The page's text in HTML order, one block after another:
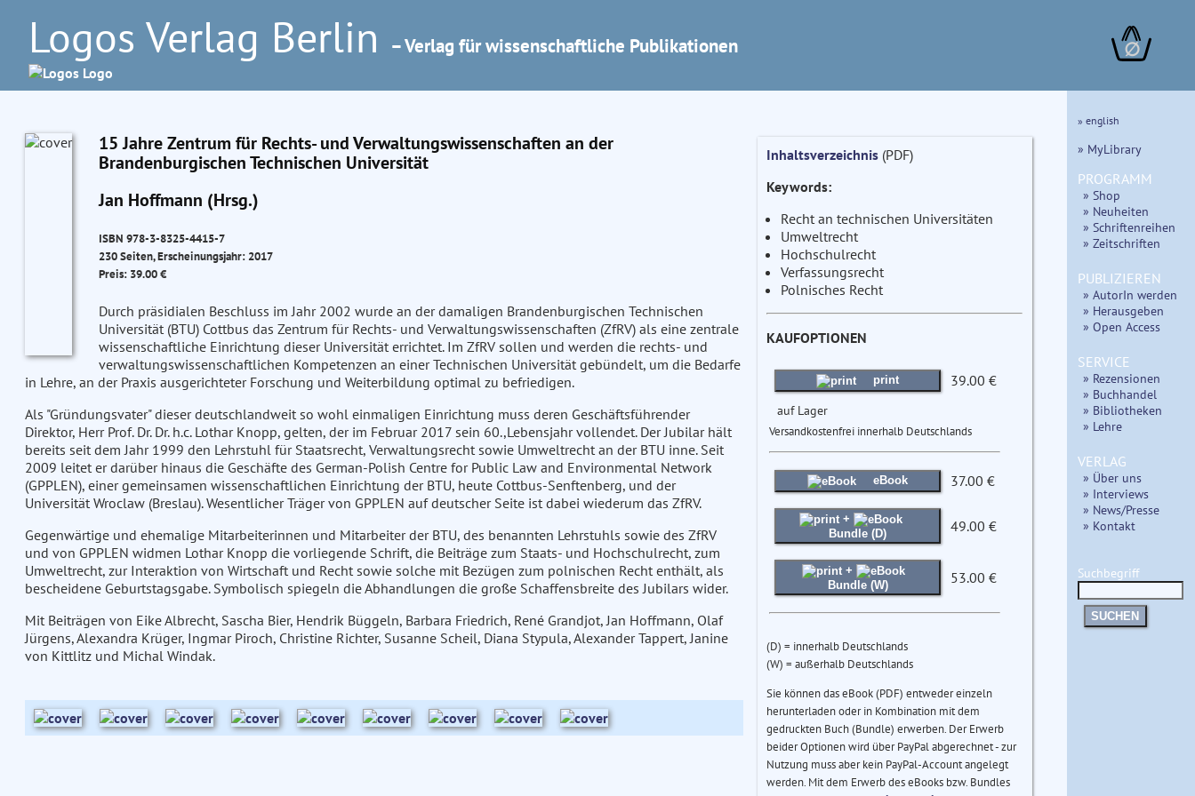
Logos Verlag Berlin – Verlag für wissenschaftliche Publikationen ∅
15 Jahre Zentrum für Rechts- und Verwaltungswissenschaften an der
Brandenburgischen Technischen Universität
Jan Hoffmann (Hrsg.)
ISBN 978-3-8325-4415-7
230 Seiten, Erscheinungsjahr: 2017
Preis: 39.00 €
Durch präsidialen Beschluss im Jahr 2002 wurde an der damaligen Brandenburgischen Technischen
Universität (BTU) Cottbus das Zentrum für Rechts- und Verwaltungswissenschaften (ZfRV) als eine zentrale
wissenschaftliche Einrichtung dieser Universität errichtet. Im ZfRV sollen und werden die rechts- und
verwaltungswissenschaftlichen Kompetenzen an einer Technischen Universität gebündelt, um die Bedarfe
in Lehre, an der Praxis ausgerichteter Forschung und Weiterbildung optimal zu befriedigen.
Als "Gründungsvater" dieser deutschlandweit so wohl einmaligen Einrichtung muss deren Geschäftsführender
Direktor, Herr Prof. Dr. Dr. h.c. Lothar Knopp, gelten, der im Februar 2017 sein 60.,Lebensjahr vollendet. Der Jubilar hält
bereits seit dem Jahr 1999 den Lehrstuhl für Staatsrecht, Verwaltungsrecht sowie Umweltrecht an der BTU inne. Seit
2009 leitet er darüber hinaus die Geschäfte des German-Polish Centre for Public Law and Environmental Network
(GPPLEN), einer gemeinsamen wissenschaftlichen Einrichtung der BTU, heute Cottbus-Senftenberg, und der
Universität Wroclaw (Breslau). Wesentlicher Träger von GPPLEN auf deutscher Seite ist dabei wiederum das ZfRV.
Gegenwärtige und ehemalige Mitarbeiterinnen und Mitarbeiter der BTU, des benannten Lehrstuhls sowie des ZfRV
und von GPPLEN widmen Lothar Knopp die vorliegende Schrift, die Beiträge zum Staats- und Hochschulrecht, zum
Umweltrecht, zur Interaktion von Wirtschaft und Recht sowie solche mit Bezügen zum polnischen Recht enthält, als
bescheidene Geburtstagsgabe. Symbolisch spiegeln die Abhandlungen die große Schaffensbreite des Jubilars wider.
Mit Beiträgen von Eike Albrecht, Sascha Bier, Hendrik Büggeln, Barbara Friedrich, René Grandjot, Jan Hoffmann, Olaf
Jürgens, Alexandra Krüger, Ingmar Piroch, Christine Richter, Susanne Scheil, Diana Stypula, Alexander Tappert, Janine
von Kittlitz und Michal Windak.
Inhaltsverzeichnis(PDF)
Keywords:
Recht an technischen Universitäten
Umweltrecht
Hochschulrecht
Verfassungsrecht
Polnisches Recht
KAUFOPTIONEN
print 39.00 €
auf Lager
Versandkostenfrei innerhalb Deutschlands
eBook 37.00 €
+
Bundle (D)
49.00 €
+
Bundle (W)
53.00 €
(D) = innerhalb Deutschlands
(W) = außerhalb Deutschlands
Sie können das eBook (PDF) entweder einzeln
herunterladen oder in Kombination mit dem
gedruckten Buch (Bundle) erwerben. Der Erwerb
beider Optionen wird über PayPal abgerechnet - zur
Nutzung muss aber kein PayPal-Account angelegt
werden. Mit dem Erwerb des eBooks bzw. Bundles
» english
» MyLibrary
PROGRAMM
» Shop
» Neuheiten
» Schriftenreihen
» Zeitschriften
PUBLIZIEREN
» AutorIn werden
» Herausgeben
» Open Access
SERVICE
» Rezensionen
» Buchhandel
» Bibliotheken
» Lehre
VERLAG
» Über uns
» Interviews
» News/Presse
» Kontakt
Suchbegriff
SUCHEN